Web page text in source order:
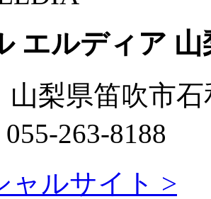
エルディア 山
山梨県笛吹市
055-263-8188
ャルサイト >